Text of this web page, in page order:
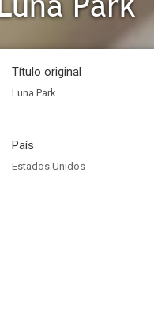
Título original
Luna Park
País
Estados Unidos